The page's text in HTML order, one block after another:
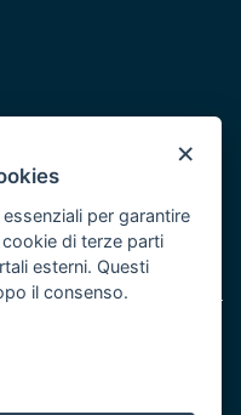
Puglia 2014/2020 -
×
per garantire
di terze parti
esterni. Questi
il consenso.